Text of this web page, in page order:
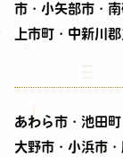
市・小矢部市・
上市町・中新川
あわら市・池田
大野市・小浜市